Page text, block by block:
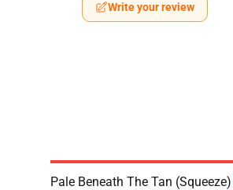
Write your review
Pale Beneath The Tan